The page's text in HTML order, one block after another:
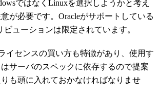
ではなくLinuxを選択しようかと考え
が必要です。Oracleがサポートしている
ューションは限定されています。
イセンスの買い方も特徴があり、使用す
サーバのスペックに依存するので提案
も頭に入れておかなければなりませ